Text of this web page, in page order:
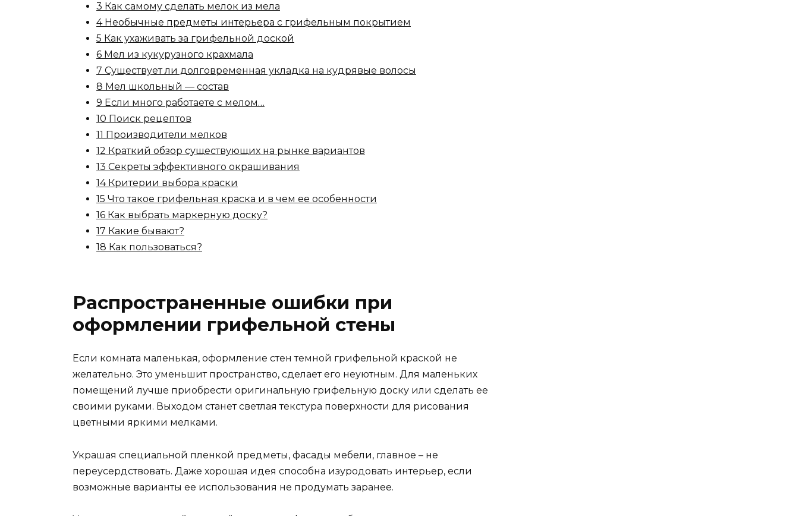
3 Как самому сделать мелок из мела
4 Необычные предметы интерьера с грифельным покрытием
5 Как ухаживать за грифельной доской
6 Мел из кукурузного крахмала
7 Существует ли долговременная укладка на кудрявые волосы
8 Мел школьный — состав
9 Если много работаете с мелом…
10 Поиск рецептов
11 Производители мелков
12 Краткий обзор существующих на рынке вариантов
13 Секреты эффективного окрашивания
14 Критерии выбора краски
15 Что такое грифельная краска и в чем ее особенности
16 Как выбрать маркерную доску?
17 Какие бывают?
18 Как пользоваться?
Распространенные ошибки при
оформлении грифельной стены
Если комната маленькая, оформление стен темной грифельной краской не
желательно. Это уменьшит пространство, сделает его неуютным. Для маленьких
помещений лучше приобрести оригинальную грифельную доску или сделать ее
своими руками. Выходом станет светлая текстура поверхности для рисования
цветными яркими мелками.
Украшая специальной пленкой предметы, фасады мебели, главное – не
переусердствовать. Даже хорошая идея способна изуродовать интерьер, если
возможные варианты ее использования не продумать заранее.